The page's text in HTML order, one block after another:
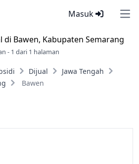
Masuk
di Bawen, Kabupaten Semarang
- 1 dari 1 halaman
Dijual
Jawa Tengah
Bawen